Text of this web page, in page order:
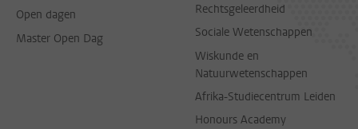
Open dagen
Master Open Dag
Rechtsgeleerdheid
Sociale Wetenschappen
Wiskunde en
Natuurwetenschappen
Afrika-Studiecentrum Leiden
Honours Academy